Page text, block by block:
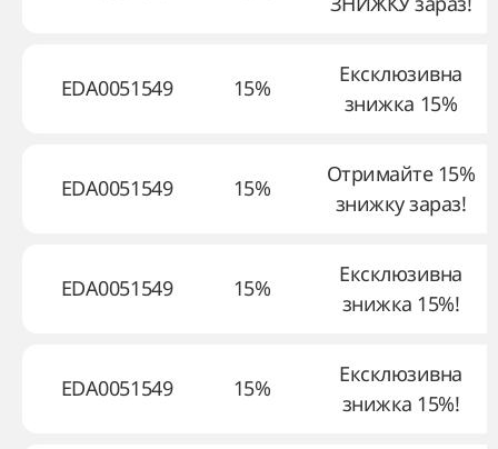
EDA0051549 15%
Ексклюзивна
знижка 15%
EDA0051549 15%
Отримайте 15%
знижку зараз!
EDA0051549 15%
Ексклюзивна
знижка 15%!
EDA0051549 15%
Ексклюзивна
знижка 15%!